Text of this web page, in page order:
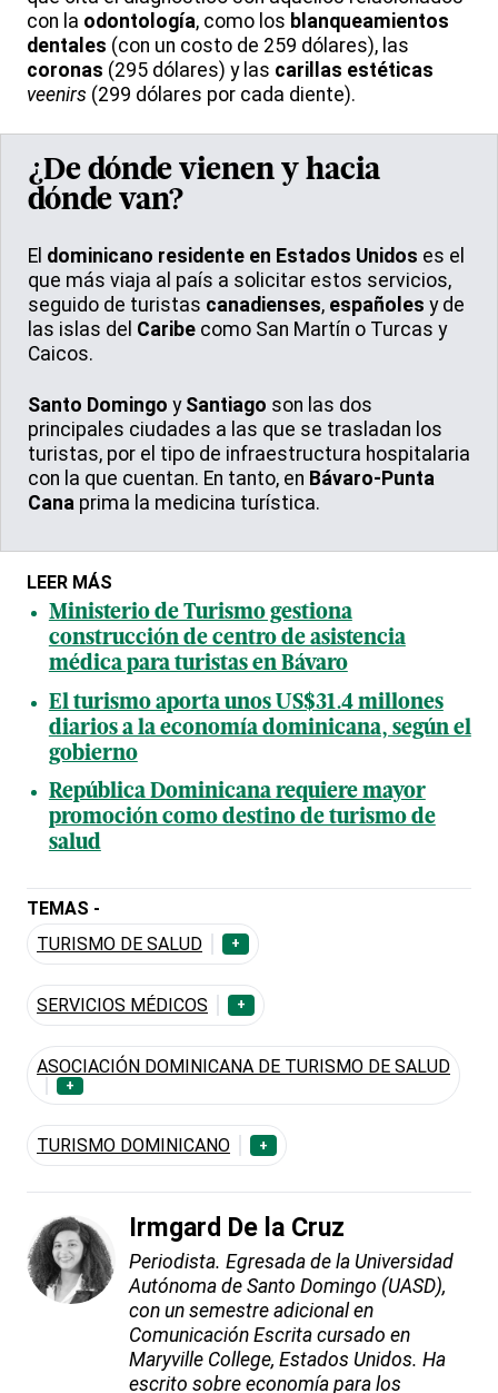
con la odontología, como los blanqueamientos
dentales (con un costo de 259 dólares), las
coronas (295 dólares) y las carillas estéticas
veenirs (299 dólares por cada diente).
¿De dónde vienen y hacia
dónde van?
El dominicano residente en Estados Unidos es el
que más viaja al país a solicitar estos servicios,
seguido de turistas canadienses, españoles y de
las islas del Caribe como San Martín o Turcas y
Caicos.
Santo Domingo y Santiago son las dos
principales ciudades a las que se trasladan los
turistas, por el tipo de infraestructura hospitalaria
con la que cuentan. En tanto, en Bávaro-Punta
Cana prima la medicina turística.
LEER MÁS
Ministerio de Turismo gestiona
construcción de centro de asistencia
médica para turistas en Bávaro
El turismo aporta unos US$31.4 millones
diarios a la economía dominicana, según el
gobierno
República Dominicana requiere mayor
promoción como destino de turismo de
salud
TEMAS -
TURISMO DE SALUD
+
SERVICIOS MÉDICOS +
ASOCIACIÓN DOMINICANA DE TURISMO DE SALUD
+
TURISMO DOMINICANO +
Irmgard De la Cruz
Periodista. Egresada de la Universidad
Autónoma de Santo Domingo (UASD),
con un semestre adicional en
Comunicación Escrita cursado en
Maryville College, Estados Unidos. Ha
escrito sobre economía para los